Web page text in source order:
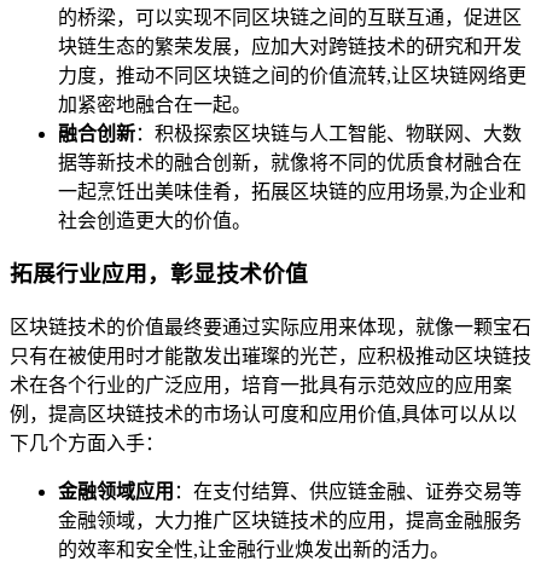
的桥梁，可以实现不同区块链之间的互联互通，促进区
块链生态的繁荣发展，应加大对跨链技术的研究和开发
力度，推动不同区块链之间的价值流转,让区块链网络更
加紧密地融合在一起。
融合创新：积极探索区块链与人工智能、物联网、大数
据等新技术的融合创新，就像将不同的优质食材融合在
一起烹饪出美味佳肴，拓展区块链的应用场景,为企业和
社会创造更大的价值。
拓展行业应用，彰显技术价值
区块链技术的价值最终要通过实际应用来体现，就像一颗宝石
只有在被使用时才能散发出璀璨的光芒，应积极推动区块链技
术在各个行业的广泛应用，培育一批具有示范效应的应用案
例，提高区块链技术的市场认可度和应用价值,具体可以从以
下几个方面入手：
金融领域应用 ：在支付结算、供应链金融、证券交易等
金融领域，大力推广区块链技术的应用，提高金融服务
的效率和安全性,让金融行业焕发出新的活力。